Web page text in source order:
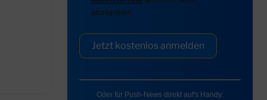
akzeptiert.
Jetzt kostenlos anmelden
Oder für Push-News direkt auf's Handy: